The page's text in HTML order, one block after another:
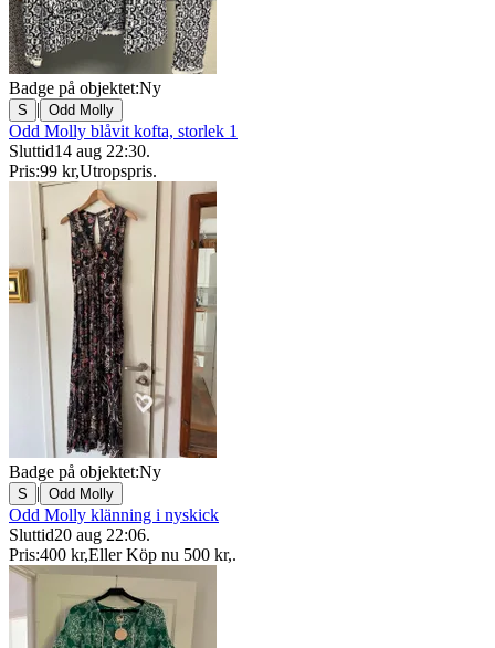
Badge på objektet:Ny
S | Odd Molly
Odd Molly blåvit kofta, storlek 1
Sluttid14 aug 22:30.
Pris:99 kr,Utropspris.
Badge på objektet:Ny
S | Odd Molly
Odd Molly klänning i nyskick
Sluttid20 aug 22:06.
Pris:400 kr,Eller Köp nu 500 kr,.